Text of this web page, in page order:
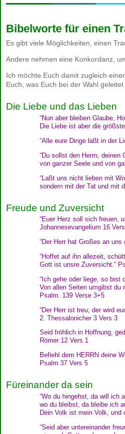
Bibelworte für einen
Es gibt viele Möglichkeiten, einen
Andere nehmen eine Konkordanz,
Ich möchte Euch damit zugleich
Euch, was Euch bei der Wahl
Die Liebe und das Lieben
“Nun aber bleiben Glaube,
Die Liebe ist aber die
“Alle eure Dinge laßt in der
“Du sollst den Herrn, deinen
von ganzer Seele und von
“Laßt uns nicht lieben mit
sondern mit der Tat und mit
Freude und Zuversicht
“Euer Herz soll sich freuen,
Johannesevangelium 16
“Der Herr hat Großes an
“Hoffet auf ihn allezeit,
Gott ist unsre Zuversicht.”
“Ich gehe oder liege, so bist
Von allen Seiten umgibst du
Psalm. 139 Verse 3+5
“Der Herr ist treu; der wird
2. Thessalonicher 3 Vers 3
Seid fröhlich in Hoffnung,
Römer 12 Vers 1
Befiehl dem HERRN deine
Psalm 37 Vers 5
Füreinander da sein
“Wo du hingehst, da will ich
wo du bleibst, da bleibe ich
Dein Volk ist mein Volk, und
“Seid aber untereinander